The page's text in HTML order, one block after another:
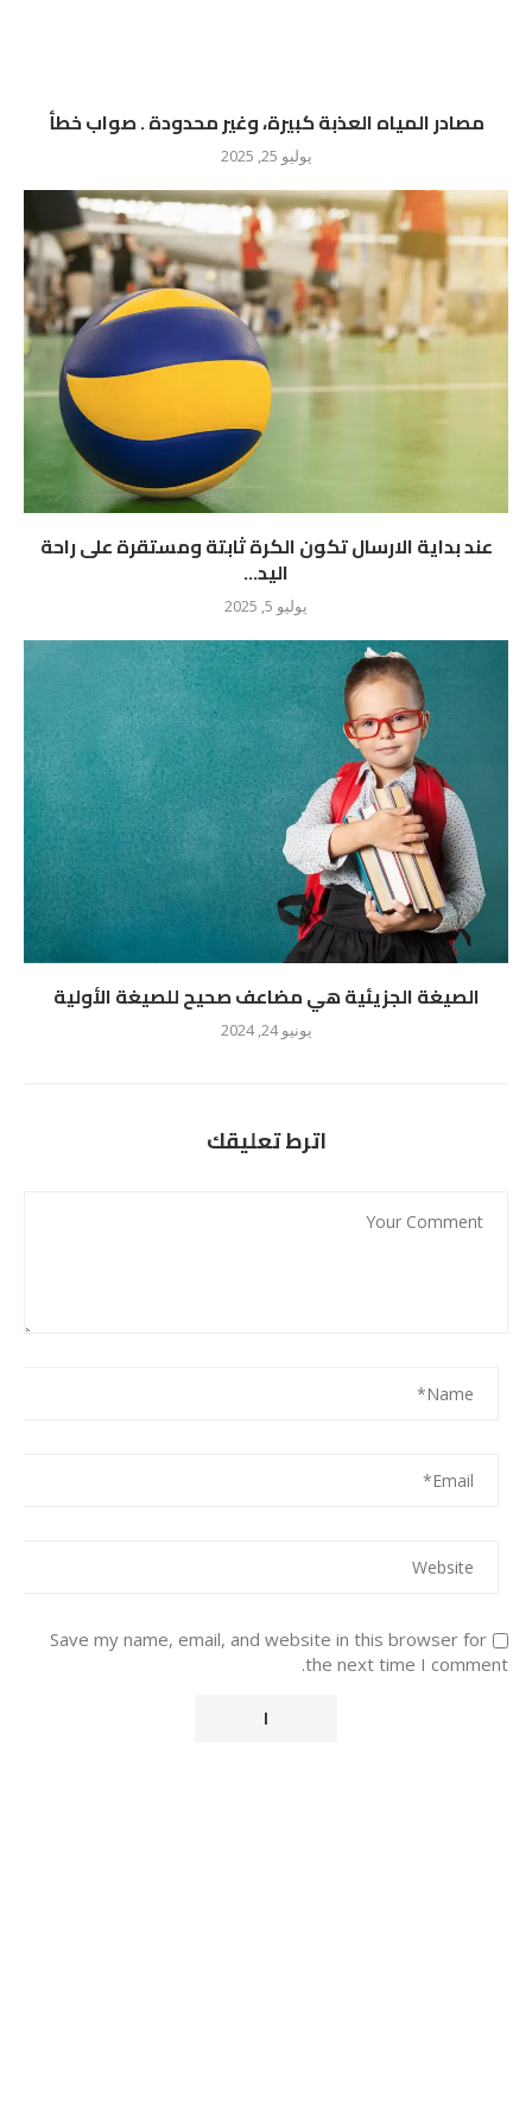
مصادر المياه العذبة كبيرة، وغير محدودة . صواب خطأ
يوليو 25, 2025
عند بداية الارسال تكون الكرة ثابتة ومستقرة على راحة
اليد...
يوليو 5, 2025
الصيغة الجزيئية هي مضاعف صحيح للصيغة الأولية
يونيو 24, 2024
اترط تعليقك
Save my name, email, and website in this browser for
the next time I comment.